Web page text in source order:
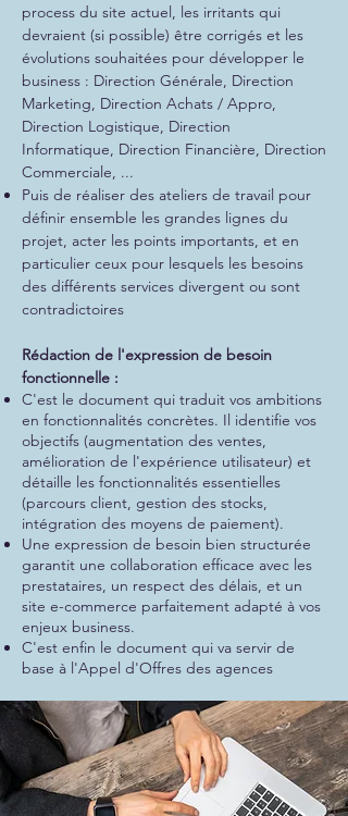
process du site actuel, les irritants qui
devraient (si possible) être corrigés et les
évolutions souhaitées pour développer le
business : Direction Générale, Direction
Marketing, Direction Achats / Appro,
Direction Logistique, Direction
Informatique, Direction Financière, Direction
Commerciale, ...
Puis de réaliser des ateliers de travail pour
définir ensemble les grandes lignes du
projet, acter les points importants, et en
particulier ceux pour lesquels les besoins
des différents services divergent ou sont
contradictoires
Rédaction de l'expression de besoin
fonctionnelle :
C'est le document qui traduit vos ambitions
en fonctionnalités concrètes. Il identifie vos
objectifs (augmentation des ventes,
amélioration de l'expérience utilisateur) et
détaille les fonctionnalités essentielles
(parcours client, gestion des stocks,
intégration des moyens de paiement).
Une expression de besoin bien structurée
garantit une collaboration efficace avec les
prestataires, un respect des délais, et un
site e-commerce parfaitement adapté à vos
enjeux business.
C'est enfin le document qui va servir de
base à l'Appel d'Offres des agences